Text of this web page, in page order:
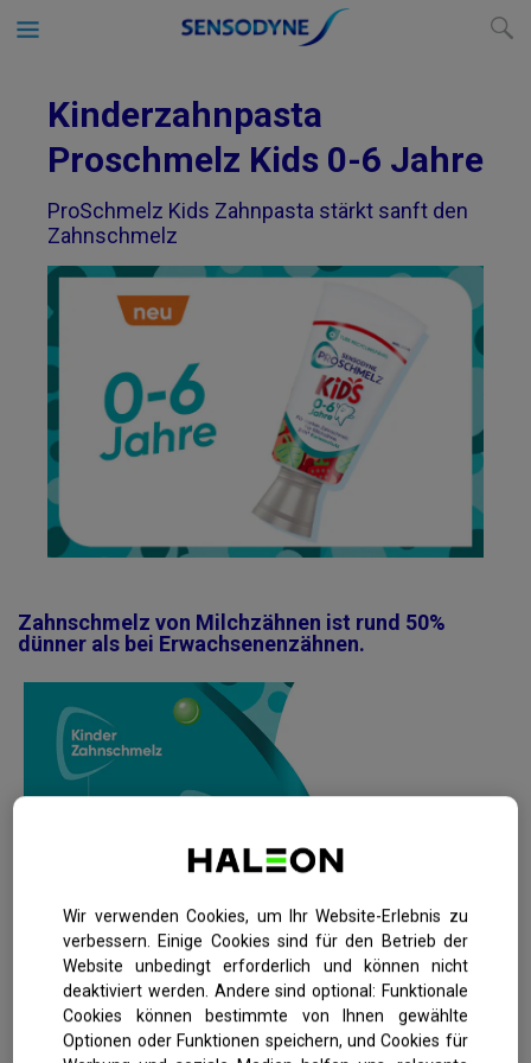
Kinderzahnpasta
Proschmelz Kids 0-6 Jahre
ProSchmelz Kids Zahnpasta stärkt sanft den
Zahnschmelz
Zahnschmelz von Milchzähnen ist rund 50%
dünner als bei Erwachsenenzähnen.
Zahnschmelz von
Wir verwenden Cookies, um Ihr Website-Erlebnis zu
verbessern. Einige Cookies sind für den Betrieb der
Website unbedingt erforderlich und können nicht
deaktiviert werden. Andere sind optional: Funktionale
Cookies können bestimmte von Ihnen gewählte
Optionen oder Funktionen speichern, und Cookies für